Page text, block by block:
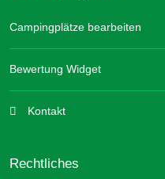
Campingplätze bearbeiten
Bewertung Widget
Kontakt
Rechtliches